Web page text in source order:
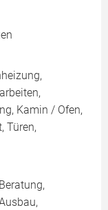
Kamin / Ofen,
Türen,